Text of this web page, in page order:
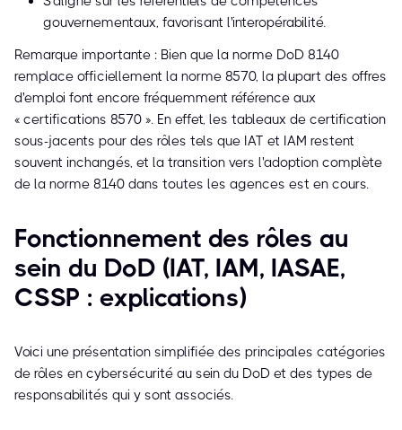
gouvernementaux, favorisant l'interopérabilité.
Remarque importante : Bien que la norme DoD 8140
remplace officiellement la norme 8570, la plupart des offres
d'emploi font encore fréquemment référence aux
« certifications 8570 ». En effet, les tableaux de certification
sous-jacents pour des rôles tels que IAT et IAM restent
souvent inchangés, et la transition vers l'adoption complète
de la norme 8140 dans toutes les agences est en cours.
Fonctionnement des rôles au
sein du DoD (IAT, IAM, IASAE,
CSSP : explications)
Voici une présentation simplifiée des principales catégories
de rôles en cybersécurité au sein du DoD et des types de
responsabilités qui y sont associés.